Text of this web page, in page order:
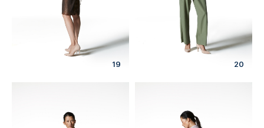
19 20